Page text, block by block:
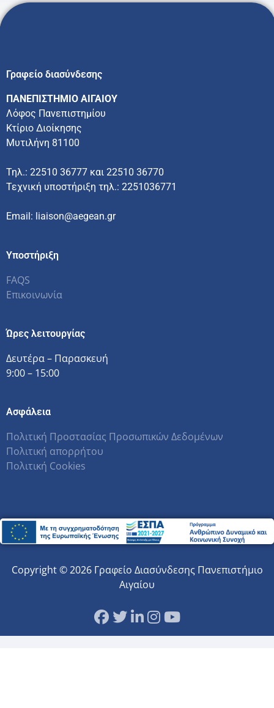
Γραφείο διασύνδεσης
ΠΑΝΕΠΙΣΤΗΜΙΟ ΑΙΓΑΙΟΥ
Λόφος Πανεπιστημίου
Κτίριο Διοίκησης
Μυτιλήνη 81100
Τηλ.: 22510 36777 και 22510 36770
Τεχνική υποστήριξη τηλ.: 2251036771
Email: liaison@aegean.gr
Υποστήριξη
FAQS
Επικοινωνία
Ώρες λειτουργίας
Δευτέρα – Παρασκευή
9:00 – 15:00
Ασφάλεια
Πολιτική Προστασίας Προσωπικών Δεδομένων
Πολιτική απορρήτου
Πολιτική Cookies
Copyright © 2026 Γραφείο Διασύνδεσης Πανεπιστήμιο
Αιγαίου